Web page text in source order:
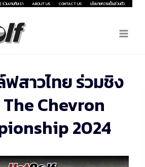
ร่วมงานกับเรา ABOUT US CONTACT US นโยบายความเป็นส่วนตัว
สาวไทย ร่วมชิง
Chevron
2024